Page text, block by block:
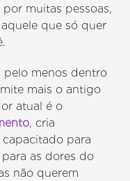
muitas pessoas,
que só quer
pelo menos dentro
mais o antigo
atual é o
, cria
para
as dores do
não querem